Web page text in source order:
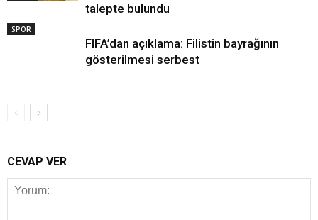
talepte bulundu
SPOR
FIFA’dan açıklama: Filistin bayrağının
gösterilmesi serbest
CEVAP VER